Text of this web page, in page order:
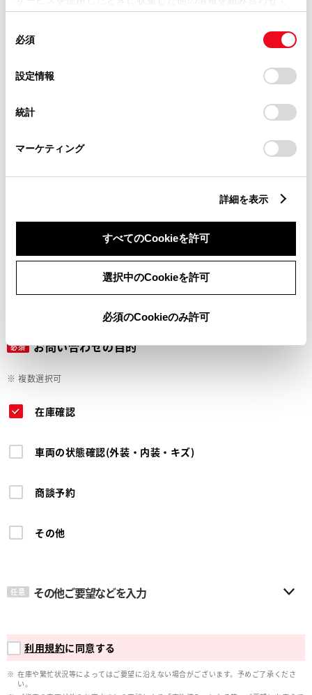
使用することがあります。当ウェブサイトの使用を続行する
デバイスにすべてのCookie(クッキー)が保存されることに同
意したことになります。Cookie(クッキー)のオプトアウト、
設定の変更、同意を撤回したりするにあたっては、当社の
「Cookie（クッキー）情報の取り扱いについて
」をご覧くだ
必須
設定情報
統計
マーケティング
詳細を表示
すべてのCookieを許可
選択中のCookieを許可
必須のCookieのみ許可
建物名
必須 ご希望の連絡方法
Eメール
メールアドレス
必須 お問い合わせの目的
※ 複数選択可
在庫確認
車両の状態確認(外装・内装・キズ)
商談予約
その他
任意 その他ご要望などを入力
利用規約に同意する
在庫や繁忙状況等によってはご要望に沿えない場合がございます。予めご了承くださ
い。